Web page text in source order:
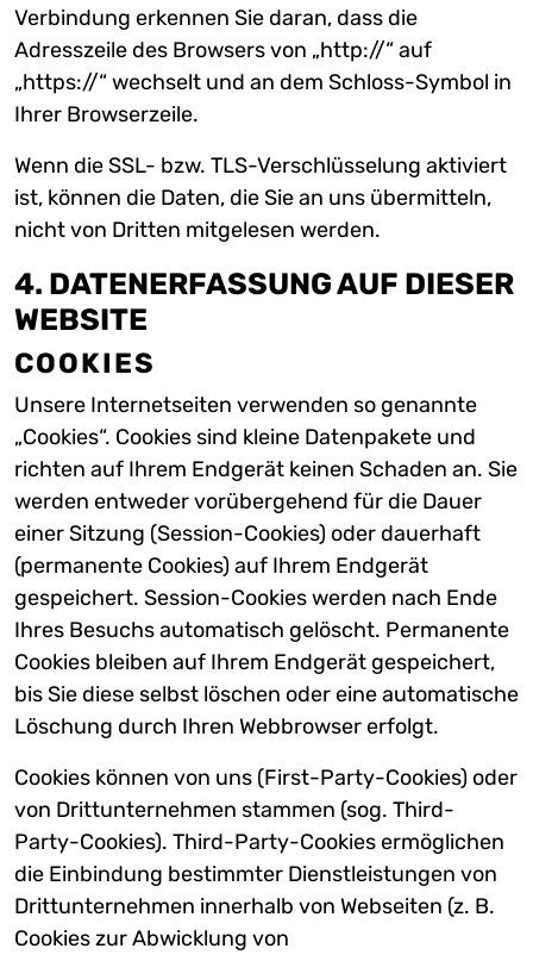
Verbindung erkennen Sie daran, dass die
Adresszeile des Browsers von „http://“ auf
„https://“ wechselt und an dem Schloss-Symbol in
Ihrer Browserzeile.
Wenn die SSL- bzw. TLS-Verschlüsselung aktiviert
ist, können die Daten, die Sie an uns übermitteln,
nicht von Dritten mitgelesen werden.
4. DATENERFASSUNG AUF DIESER
WEBSITE
COOKIES
Unsere Internetseiten verwenden so genannte
„Cookies“. Cookies sind kleine Datenpakete und
richten auf Ihrem Endgerät keinen Schaden an. Sie
werden entweder vorübergehend für die Dauer
einer Sitzung (Session-Cookies) oder dauerhaft
(permanente Cookies) auf Ihrem Endgerät
gespeichert. Session-Cookies werden nach Ende
Ihres Besuchs automatisch gelöscht. Permanente
Cookies bleiben auf Ihrem Endgerät gespeichert,
bis Sie diese selbst löschen oder eine automatische
Löschung durch Ihren Webbrowser erfolgt.
Cookies können von uns (First-Party-Cookies) oder
von Drittunternehmen stammen (sog. Third-
Party-Cookies). Third-Party-Cookies ermöglichen
die Einbindung bestimmter Dienstleistungen von
Drittunternehmen innerhalb von Webseiten (z. B.
Cookies zur Abwicklung von